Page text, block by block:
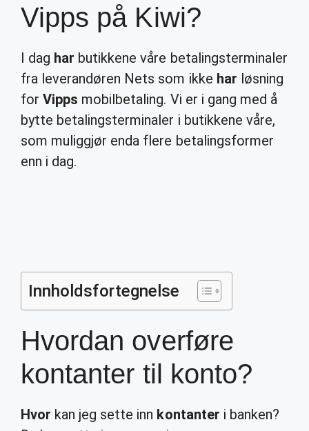
Vipps på Kiwi?
I dag har butikkene våre betalingsterminaler
fra leverandøren Nets som ikke har løsning
forVipps mobilbetaling. Vi er i gang med å
bytte betalingsterminaler i butikkene våre,
som muliggjør enda flere betalingsformer
enn i dag.
Innholdsfortegnelse
Hvordan overføre
kontanter til konto?
Hvor kan jeg sette inn kontanter i banken?